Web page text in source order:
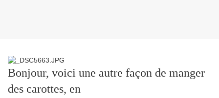
Bonjour, voici une autre façon de manger
des carottes, en